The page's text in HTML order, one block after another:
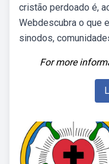
cristão perdoado é,
Webdescubra o que
sinodos,
For more